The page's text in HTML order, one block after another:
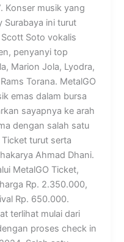
Konser musik yang
Surabaya ini turut
Soto vokalis
penyanyi top
Marion Jola, Lyodra,
Torana. MetalGO
emas dalam bursa
sayapnya ke arah
dengan salah satu
turut serta
Ahmad Dhani.
MetalGO Ticket,
Rp. 2.350.000,
Rp. 650.000.
terlihat mulai dari
proses check in